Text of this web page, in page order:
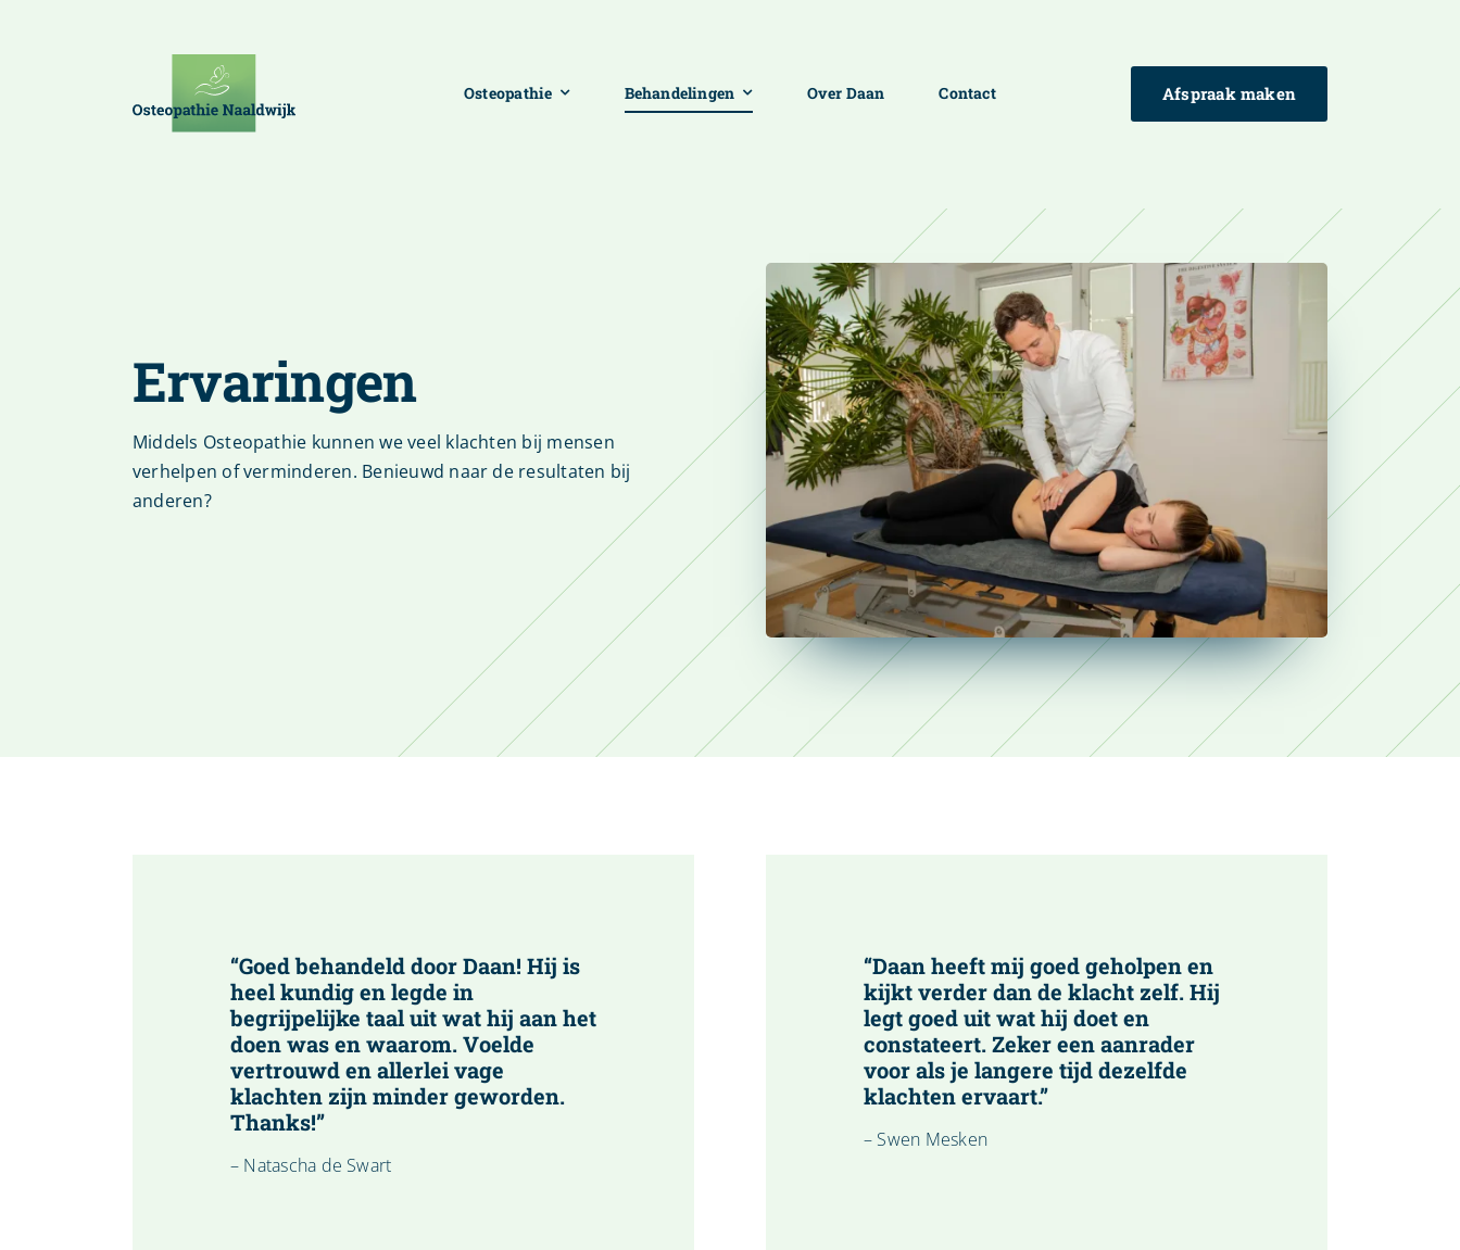
Osteopathie Behandelingen Over Daan Contact Afspraak maken
Ervaringen
Middels Osteopathie kunnen we veel klachten bij mensen
verhelpen of verminderen. Benieuwd naar de resultaten bij
anderen?
“Goed behandeld door Daan! Hij is
heel kundig en legde in
begrijpelijke taal uit wat hij aan het
doen was en waarom. Voelde
vertrouwd en allerlei vage
klachten zijn minder geworden.
Thanks!”
– Natascha de Swart
“Daan heeft mij goed geholpen en
kijkt verder dan de klacht zelf. Hij
legt goed uit wat hij doet en
constateert. Zeker een aanrader
voor als je langere tijd dezelfde
klachten ervaart.”
– Swen Mesken